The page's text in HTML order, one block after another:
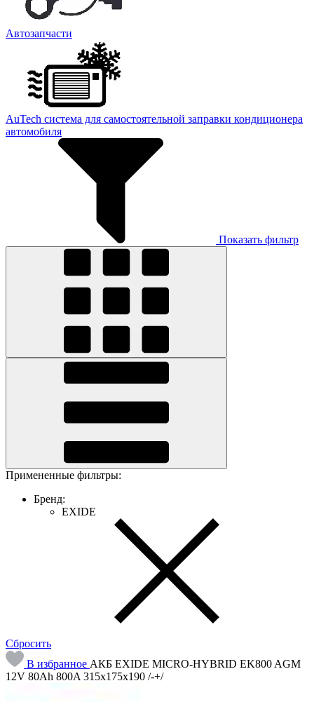
Автозапчасти
AuTech система для самостоятельной заправки кондиционера
автомобиля
Показать фильтр
Примененные фильтры:
Бренд:
EXIDE
Cбросить
В избранное АКБ EXIDE MICRO-HYBRID EK800 AGM
12V 80Ah 800A 315x175x190 /-+/